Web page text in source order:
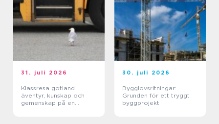
31. juli 2026
Klassresa gotland
äventyr, kunskap och
gemenskap på en
30. juli 2026
Bygglovsritningar:
Grunden för ett tryggt
byggprojekt